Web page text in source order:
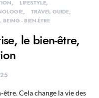
LIFESTYLE
TRAVEL GUIDE
BEING - BIEN-ÊTRE
le bien-être,
Cela change la vie des